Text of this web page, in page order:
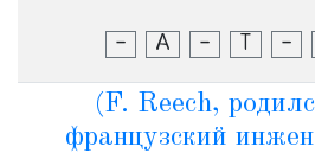
- А - Т -
(F. Reech,
французский